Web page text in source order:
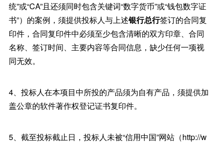
统”或“CA”且还须同时包含关键词“数字货币”或“钱包数字证
书”）的案例，须提供投标人与上述银行总行签订的合同复
印件，合同复印件中必须至少包含清晰的双方印章、合同
名称、签订时间、主要内容等合同信息，缺少任何一项视
同无效。
4、投标人在本项目中所投的产品须为自有产品，须提供加
盖公章的软件著作权登记证书复印件。
5、截至投标截止日，投标人未被“信用中国”网站（http://w